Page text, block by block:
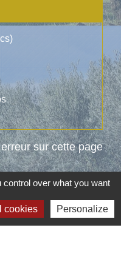
sur cette page
over what you want
cookies Personalize